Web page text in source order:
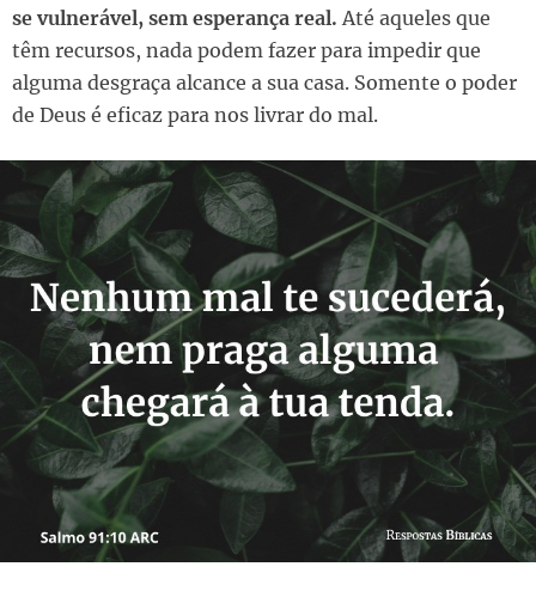
se vulnerável, sem esperança real. Até aqueles que
têm recursos, nada podem fazer para impedir que
alguma desgraça alcance a sua casa. Somente o poder
de Deus é eficaz para nos livrar do mal.